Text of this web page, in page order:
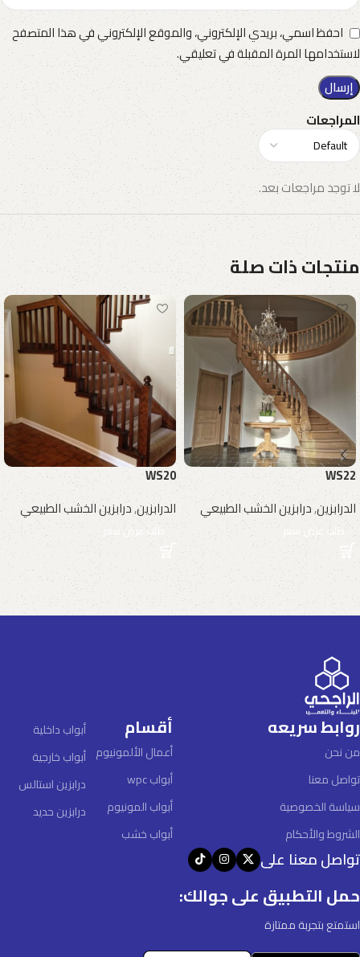
المراجعات
لا توجد مراجعات بعد.
احفظ اسمي، بريدي الإلكتروني، والموقع الإلكتروني في هذا المتصفح
لاستخدامها المرة المقبلة في تعليقي.
منتجات ذات صلة
WS22
الدرابزين,درابزين الخشب الطبيعي
طلب عرض سعر
WS20
الدرابزين,درابزين الخشب الطبيعي
طلب عرض سعر
روابط سريعه
من نحن
تواصل معنا
سياسة الخصوصية
الشروط والأحكام
أقسام
أعمال الألمونيوم
أبواب wpc
أبواب المونيوم
أبواب خشب
أبواب داخلية
أبواب خارجية
درابزين استالس
درابزين حديد
تواصل معنا على
حمل التطبيق على جوالك:
استمتع بتجربة ممتازة